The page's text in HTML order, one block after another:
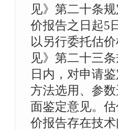
见》第二十条
价报告之日起5
以另行委托估
见》第二十三
日内，对申请
方法选用、参
面鉴定意见。
价报告存在技